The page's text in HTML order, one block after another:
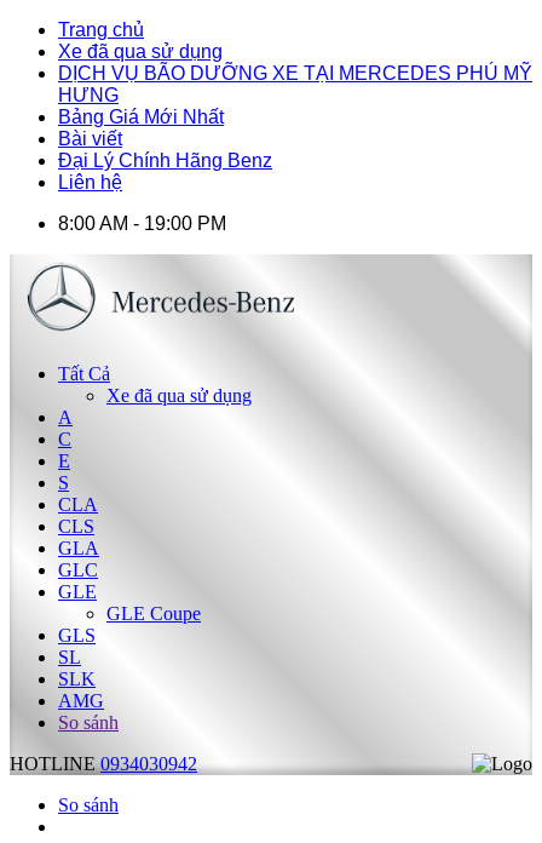
Trang chủ
Xe đã qua sử dụng
DỊCH VỤ BÃO DƯỠNG XE TẠI MERCEDES PHÚ MỸ
HƯNG
Bảng Giá Mới Nhất
Bài viết
Đại Lý Chính Hãng Benz
Liên hệ
8:00 AM - 19:00 PM
Tất Cả
Xe đã qua sử dụng
A
C
E
S
CLA
CLS
GLA
GLC
GLE
GLE Coupe
GLS
SL
SLK
AMG
So sánh
HOTLINE 0934030942
So sánh